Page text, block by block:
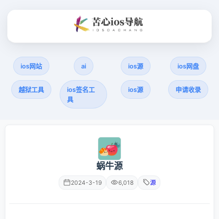
ios网站 ai ios源 ios网盘
越狱工具
ios签名工
具
ios源 申请收录
蜗牛源
2024-3-19 6,018 源